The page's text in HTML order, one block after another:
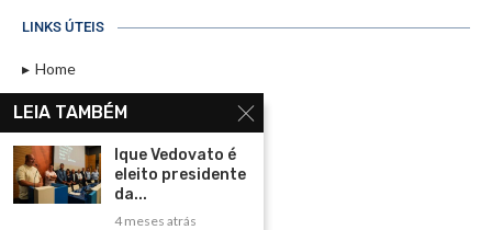
LINKS ÚTEIS
Home
Assinar
Contato
Política de Privacidade
Rádio Maristela - Ao Vivo
LEIA TAMBÉM
Ique Vedovato é
eleito presidente
da...
4 meses atrás